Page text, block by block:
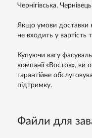
Чернігівська,
Якщо умови доставки
не входить у вартість
Купуючи вагу
компанії «Восток», ви
гарантійне
підтримку.
Файли для